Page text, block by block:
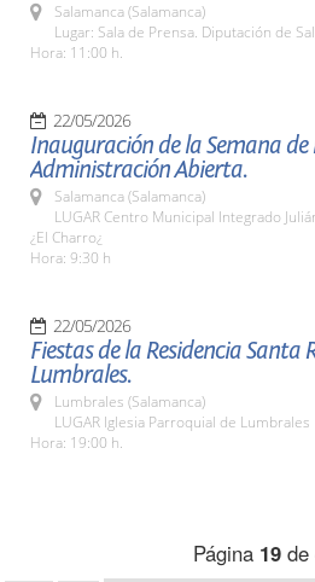
Salamanca (Salamanca)
Lugar: Sala de Prensa. Diputación de
Hora: 11:00 h.
22/05/2026
Inauguración de la Semana de
Administración Abierta.
Salamanca (Salamanca)
LUGAR Centro Municipal Integrado
¿El Charro¿
Hora: 9:30 h
22/05/2026
Fiestas de la Residencia Santa
Lumbrales.
Lumbrales (Salamanca)
LUGAR Iglesia Parroquial de Lumbrales
Hora: 19:00 h.
Página 19 de